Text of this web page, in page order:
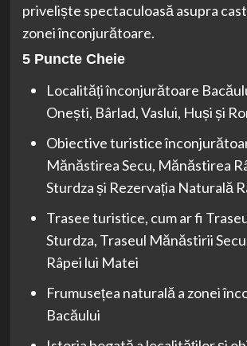
priveliște spectaculoasă asupra
zonei înconjurătoare.
5 Puncte Cheie
Localități înconjurătoare
Onești, Bârlad, Vaslui, Huși și
Obiective turistice
Mănăstirea Secu, Mănăstirea
Sturdza și Rezervația Naturală
Trasee turistice, cum ar fi
Sturdza, Traseul Mănăstirii
Râpei lui Matei
Frumusețea naturală a zonei
Bacăului